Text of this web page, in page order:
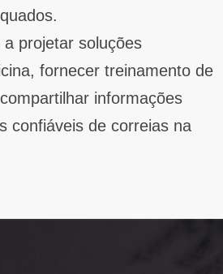
projetar soluções
fornecer treinamento de
informações
confiáveis de correias na